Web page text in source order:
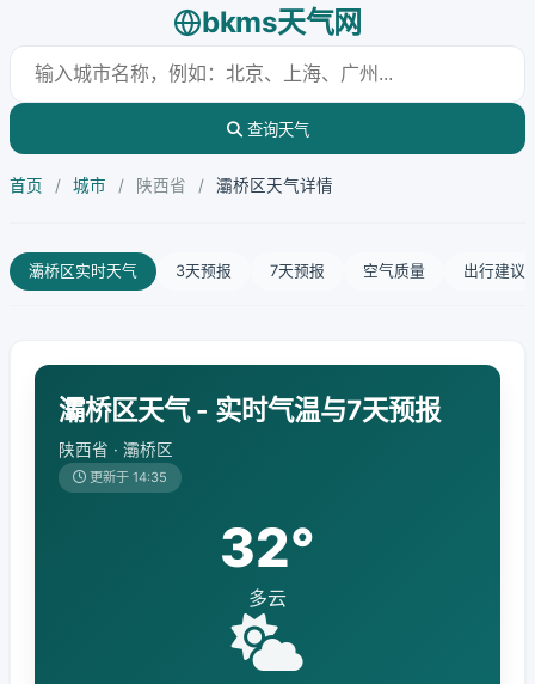
bkms天气网
查询天气
首页 / 城市 / 陕西省 / 灞桥区天气详情
灞桥区实时天气 3天预报 7天预报 空气质量 出行建议
灞桥区天气 - 实时气温与7天预报
陕西省 · 灞桥区
更新于 14:35
32°
多云